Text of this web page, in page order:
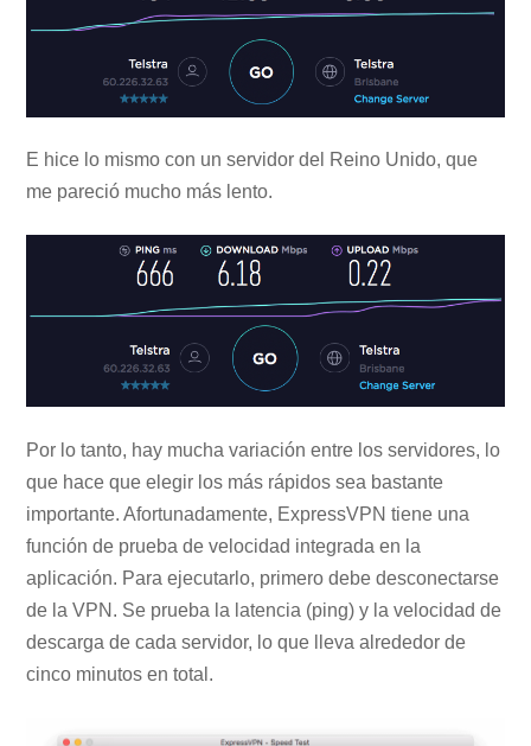
E hice lo mismo con un servidor del Reino Unido, que
me pareció mucho más lento.
Por lo tanto, hay mucha variación entre los servidores, lo
que hace que elegir los más rápidos sea bastante
importante. Afortunadamente, ExpressVPN tiene una
función de prueba de velocidad integrada en la
aplicación. Para ejecutarlo, primero debe desconectarse
de la VPN. Se prueba la latencia (ping) y la velocidad de
descarga de cada servidor, lo que lleva alrededor de
cinco minutos en total.